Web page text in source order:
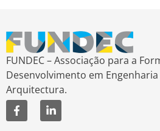
FUNDEC – Associação para a
Desenvolvimento em Engenharia
Arquitectura.